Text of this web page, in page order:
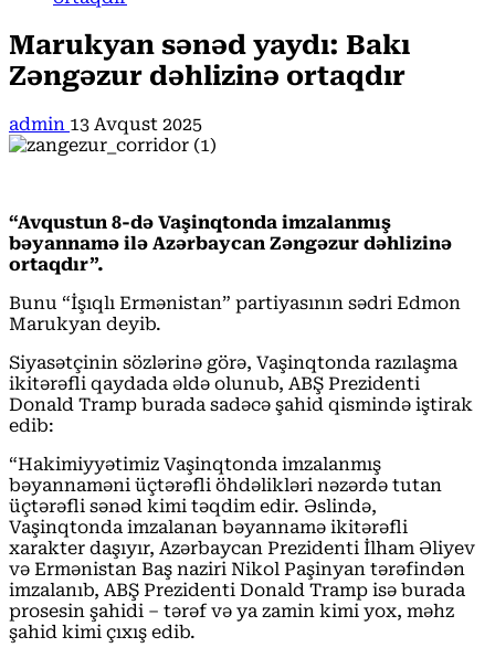
Marukyan sənəd yaydı: Bakı
Zəngəzur dəhlizinə ortaqdır
admin 13 Avqust 2025
“Avqustun 8-də Vaşinqtonda imzalanmış
bəyannamə ilə Azərbaycan Zəngəzur dəhlizinə
ortaqdır”.
Bunu “İşıqlı Ermənistan” partiyasının sədri Edmon
Marukyan deyib.
Siyasətçinin sözlərinə görə, Vaşinqtonda razılaşma
ikitərəfli qaydada əldə olunub, ABŞ Prezidenti
Donald Tramp burada sadəcə şahid qismində iştirak
edib:
“Hakimiyyətimiz Vaşinqtonda imzalanmış
bəyannaməni üçtərəfli öhdəlikləri nəzərdə tutan
üçtərəfli sənəd kimi təqdim edir. Əslində,
Vaşinqtonda imzalanan bəyannamə ikitərəfli
xarakter daşıyır, Azərbaycan Prezidenti İlham Əliyev
və Ermənistan Baş naziri Nikol Paşinyan tərəfindən
imzalanıb, ABŞ Prezidenti Donald Tramp isə burada
prosesin şahidi – tərəf və ya zamin kimi yox, məhz
şahid kimi çıxış edib.